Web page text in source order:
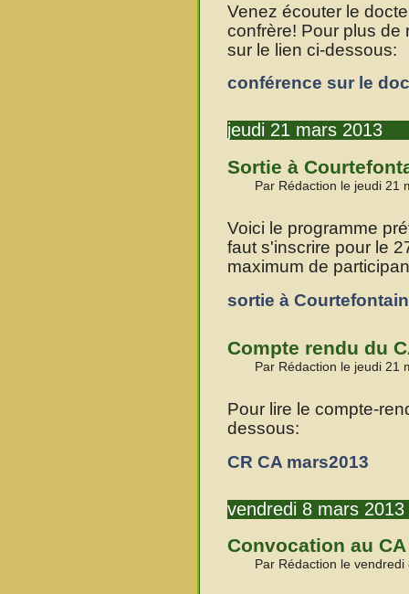
Venez écouter le
confrère! Pour plus de
sur le lien ci-dessous:
conférence sur le
jeudi 21 mars 2013
Sortie à
Par Rédaction le jeudi 21
Voici le programme
faut s'inscrire pour le
maximum de
sortie à
Compte rendu du
Par Rédaction le jeudi 21
Pour lire le compte-
dessous:
CR CA mars2013
vendredi 8 mars 2013
Convocation au
Par Rédaction le